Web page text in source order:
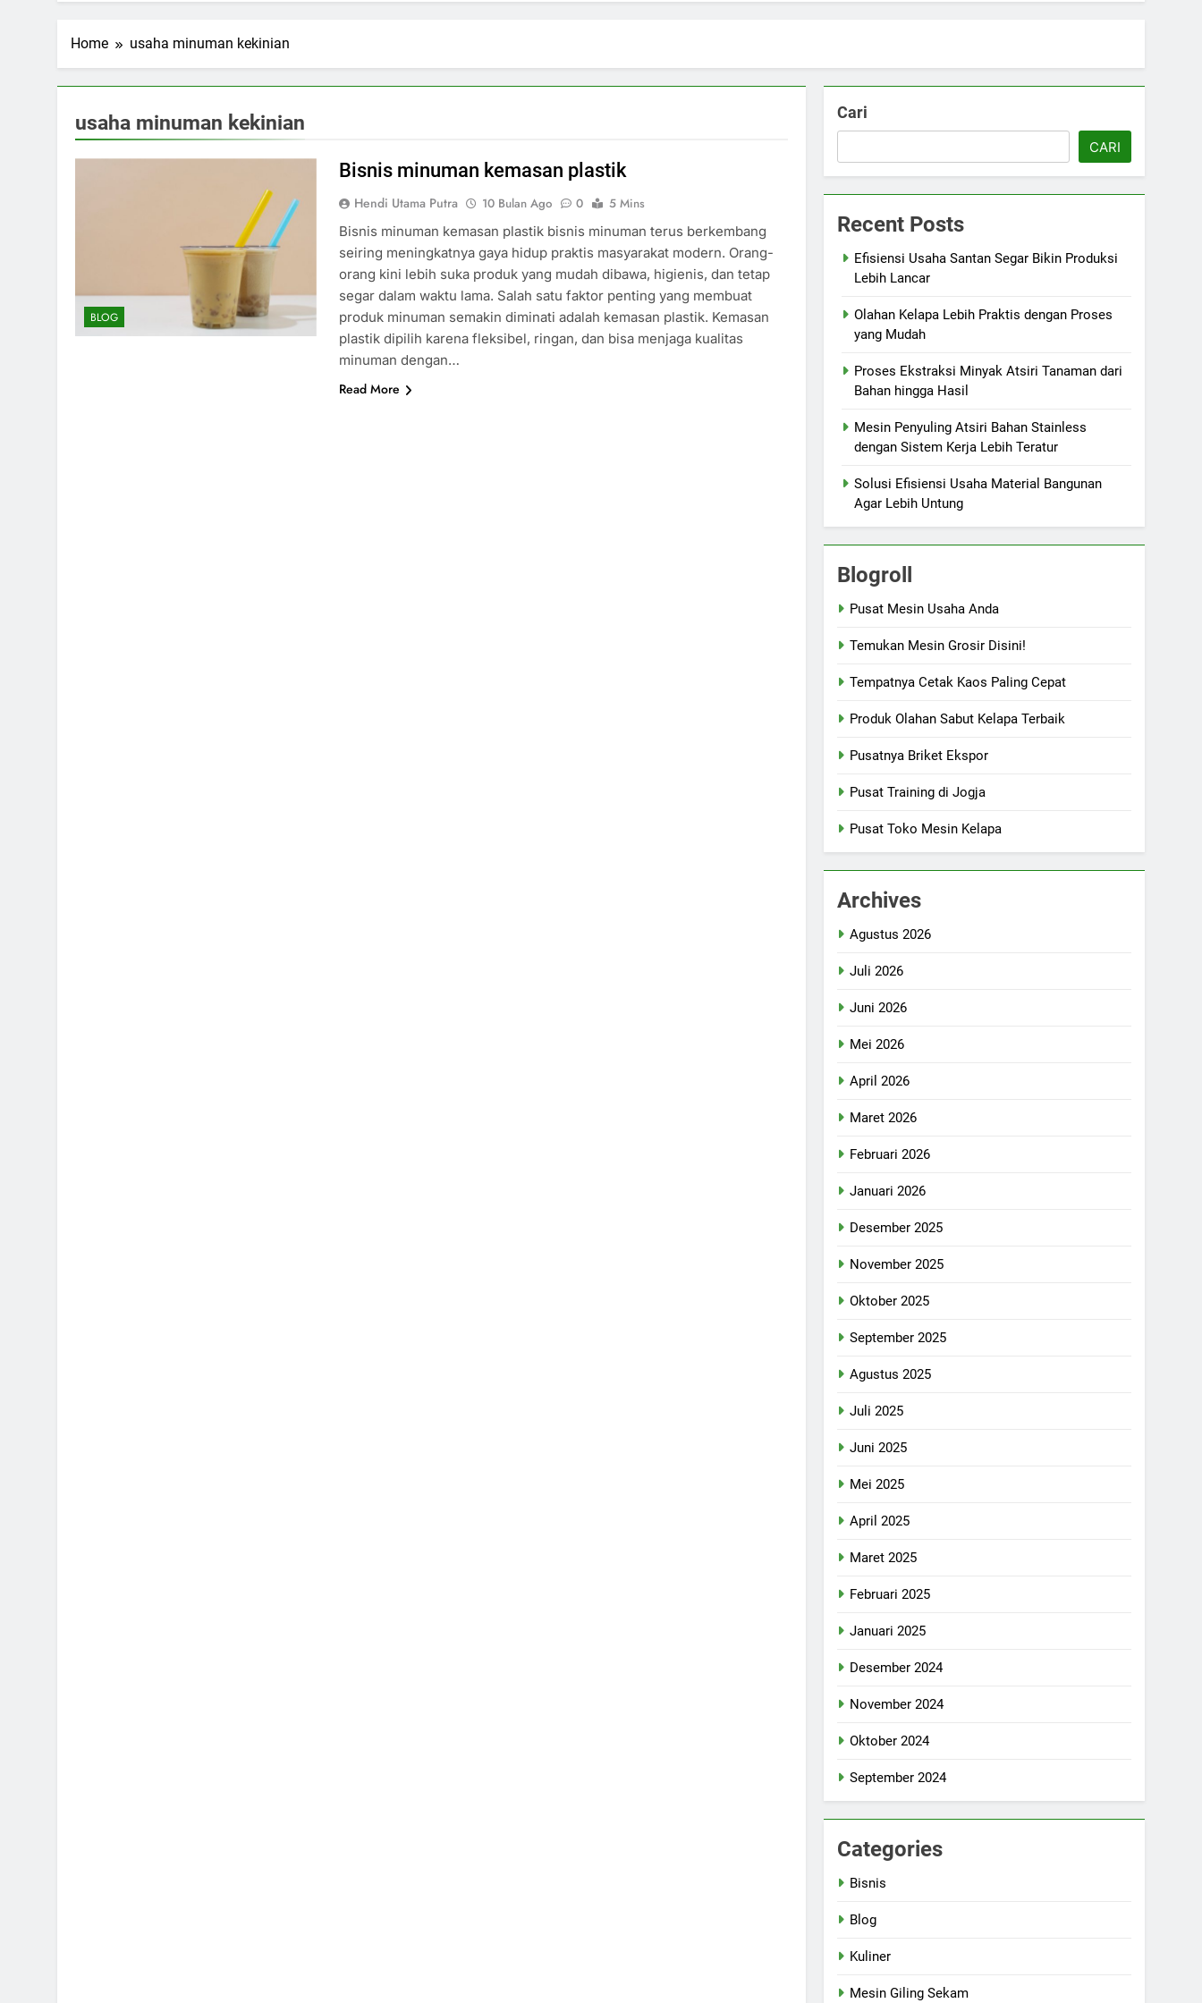
Home usaha minuman kekinian
usaha minuman kekinian
BLOG
Bisnis minuman kemasan plastik
Hendi Utama Putra 10 Bulan Ago 0
5 Mins
Bisnis minuman kemasan plastik bisnis minuman terus berkembang
seiring meningkatnya gaya hidup praktis masyarakat modern. Orang-
orang kini lebih suka produk yang mudah dibawa, higienis, dan tetap
segar dalam waktu lama. Salah satu faktor penting yang membuat
produk minuman semakin diminati adalah kemasan plastik. Kemasan
plastik dipilih karena fleksibel, ringan, dan bisa menjaga kualitas
minuman dengan…
Read More
Cari
CARI
Recent Posts
Efisiensi Usaha Santan Segar Bikin Produksi
Lebih Lancar
Olahan Kelapa Lebih Praktis dengan Proses
yang Mudah
Proses Ekstraksi Minyak Atsiri Tanaman dari
Bahan hingga Hasil
Mesin Penyuling Atsiri Bahan Stainless
dengan Sistem Kerja Lebih Teratur
Solusi Efisiensi Usaha Material Bangunan
Agar Lebih Untung
Blogroll
Pusat Mesin Usaha Anda
Temukan Mesin Grosir Disini!
Tempatnya Cetak Kaos Paling Cepat
Produk Olahan Sabut Kelapa Terbaik
Pusatnya Briket Ekspor
Pusat Training di Jogja
Pusat Toko Mesin Kelapa
Archives
Agustus 2026
Juli 2026
Juni 2026
Mei 2026
April 2026
Maret 2026
Februari 2026
Januari 2026
Desember 2025
November 2025
Oktober 2025
September 2025
Agustus 2025
Juli 2025
Juni 2025
Mei 2025
April 2025
Maret 2025
Februari 2025
Januari 2025
Desember 2024
November 2024
Oktober 2024
September 2024
Categories
Bisnis
Blog
Kuliner
Mesin Giling Sekam